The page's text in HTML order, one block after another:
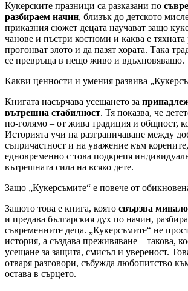
Кукерските празници са разказани по
разбираем начин, близък до детското
приказния сюжет децата научават защо
чанове и пъстри костюми и каква е тяхната
прогонват злото и да пазят хората. Така
се превръща в нещо живо и вдъхновяващо.
Какви ценности и умения развива
Книгата насърчава усещането за
вътрешна стабилност. Тя показва, че
по-голямо – от жива традиция и общност,
Историята учи на разграничаване между
съпричастност и на уважение към
едновременно с това подкрепя
вътрешната сила на всяко дете.
Защо „Кукерсъмите“ е повече от
Защото това е книга, която свързва
и предава българския дух по начин,
съвременните деца. „Кукерсъмите“ не
история, а създава преживяване – такова,
усещане за защита, смисъл и увереност.
отваря разговори, събужда любопитство
остава в сърцето.